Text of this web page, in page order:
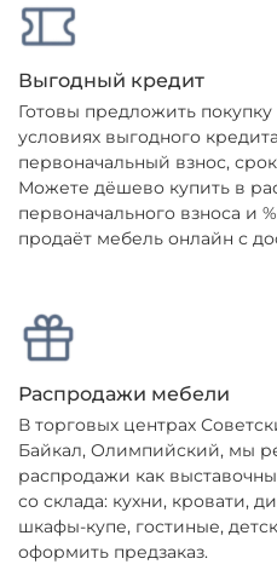
Выгодный кредит
Готовы предложить
условиях выгодного
первоначальный взнос,
Можете дёшево купить в
первоначального взноса и
продаёт мебель онлайн с
Распродажи мебели
В торговых центрах
Байкал, Олимпийский, мы
распродажи как
со склада: кухни, кровати,
шкафы-купе, гостиные,
оформить предзаказ.